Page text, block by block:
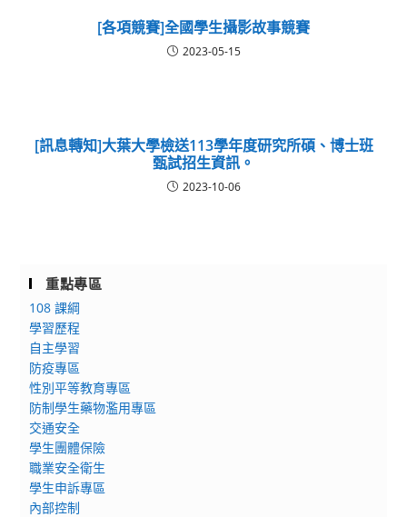
[各項競賽]全國學生攝影故事競賽
2023-05-15
[訊息轉知]大葉大學檢送113學年度研究所碩、博士班
甄試招生資訊。
2023-10-06
重點專區
108 課綱
學習歷程
自主學習
防疫專區
性別平等教育專區
防制學生藥物濫用專區
交通安全
學生團體保險
職業安全衛生
學生申訴專區
內部控制